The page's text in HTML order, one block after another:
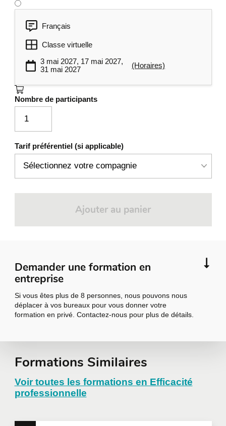
Français
Classe virtuelle
3 mai 2027, 17 mai 2027,
31 mai 2027
(Horaires)
Nombre de participants
Tarif préférentiel (si applicable)
Ajouter au panier
Demander une formation en
entreprise
Si vous êtes plus de 8 personnes, nous pouvons nous
déplacer à vos bureaux pour vous donner votre
formation en privé. Contactez-nous pour plus de détails.
Demander une
formation en
entreprise
Formations Similaires
Voir toutes les formations en Efficacité
professionnelle